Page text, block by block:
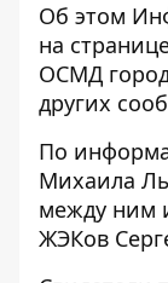
Об этом
на
ОСМД
других
По
Михаила
между ним
ЖЭКов